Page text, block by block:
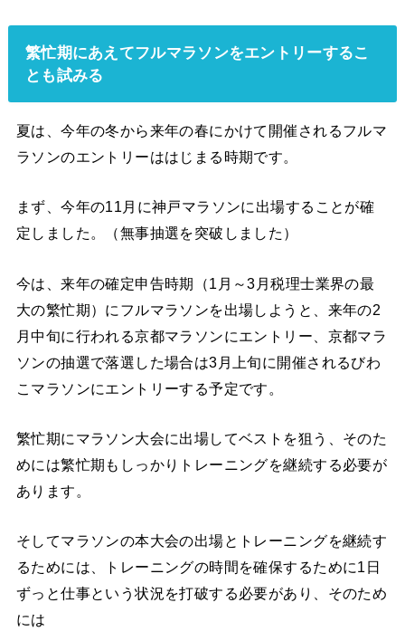
繁忙期にあえてフルマラソンをエントリーするこ
とも試みる
夏は、今年の冬から来年の春にかけて開催されるフルマ
ラソンのエントリーははじまる時期です。
まず、今年の11月に神戸マラソンに出場することが確
定しました。（無事抽選を突破しました）
今は、来年の確定申告時期（1月～3月税理士業界の最
大の繁忙期）にフルマラソンを出場しようと、来年の2
月中旬に行われる京都マラソンにエントリー、京都マラ
ソンの抽選で落選した場合は3月上旬に開催されるびわ
こマラソンにエントリーする予定です。
繁忙期にマラソン大会に出場してベストを狙う、そのた
めには繁忙期もしっかりトレーニングを継続する必要が
あります。
そしてマラソンの本大会の出場とトレーニングを継続す
るためには、トレーニングの時間を確保するために1日
ずっと仕事という状況を打破する必要があり、そのため
には